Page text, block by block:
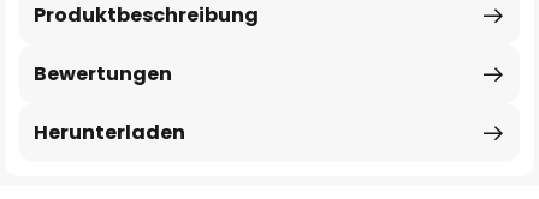
Produktbeschreibung
Bewertungen
Herunterladen